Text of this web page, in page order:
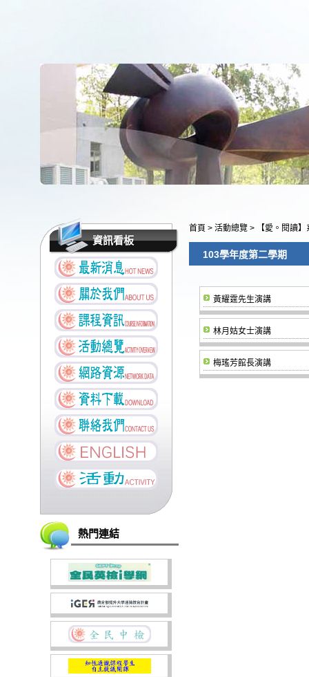
資訊看板
熱門連結
首頁 > 活動總覽 > 【愛。閱讀
103學年度第二學期
黃耀霆先生演講
林月姑女士演講
梅瑤芳館長演講